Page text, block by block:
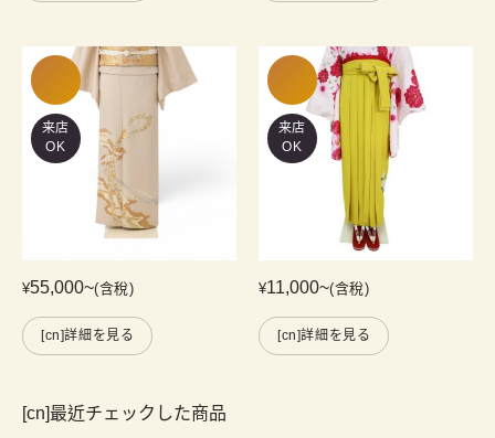
来店
OK
¥55,000~(含稅)
[cn]詳細を見る
来店
OK
¥11,000~(含稅)
[cn]詳細を見る
[cn]最近チェックした商品